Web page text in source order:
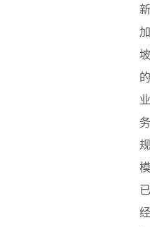
新
加
坡
的
业
务
规
模
已
经